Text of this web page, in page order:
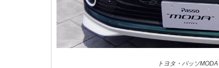
トヨタ・パッソ